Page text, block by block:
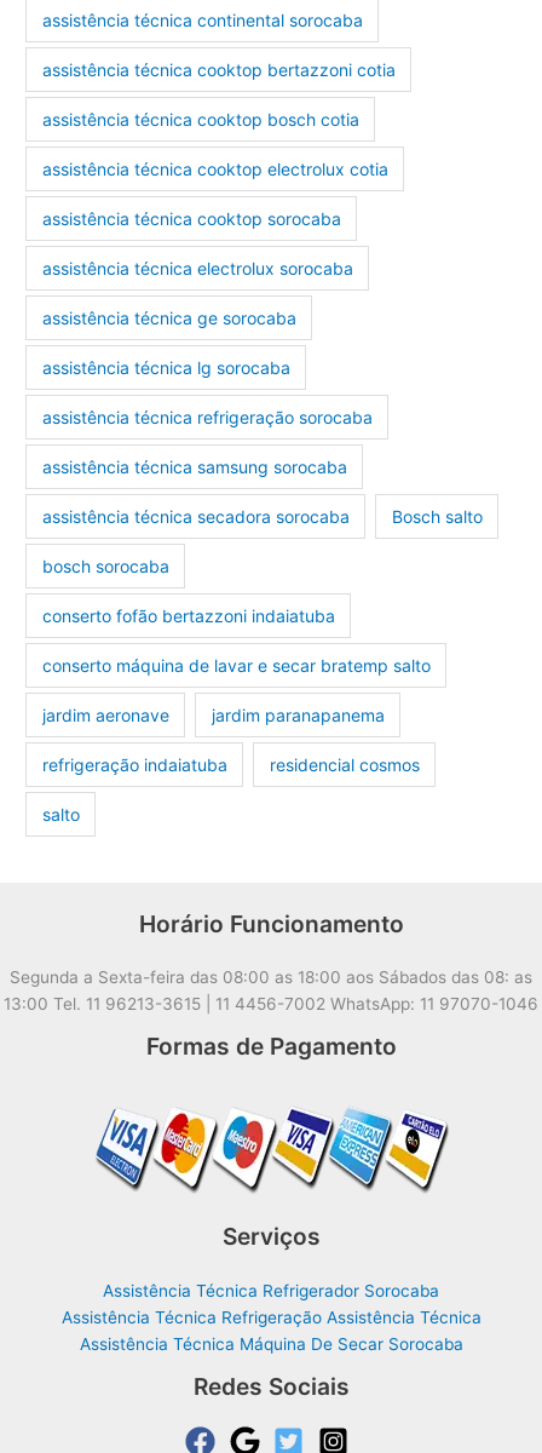
assistência técnica continental sorocaba
assistência técnica cooktop bertazzoni cotia
assistência técnica cooktop bosch cotia
assistência técnica cooktop electrolux cotia
assistência técnica cooktop sorocaba
assistência técnica electrolux sorocaba
assistência técnica ge sorocaba
assistência técnica lg sorocaba
assistência técnica refrigeração sorocaba
assistência técnica samsung sorocaba
assistência técnica secadora sorocaba Bosch salto
bosch sorocaba
conserto fofão bertazzoni indaiatuba
conserto máquina de lavar e secar bratemp salto
jardim aeronave jardim paranapanema
refrigeração indaiatuba residencial cosmos
salto
Horário Funcionamento
Segunda a Sexta-feira das 08:00 as 18:00 aos Sábados das 08: as
13:00 Tel. 11 96213-3615 | 11 4456-7002 WhatsApp: 11 97070-1046
Formas de Pagamento
Serviços
Assistência Técnica Refrigerador Sorocaba
Assistência Técnica Refrigeração Assistência Técnica
Assistência Técnica Máquina De Secar Sorocaba
Redes Sociais